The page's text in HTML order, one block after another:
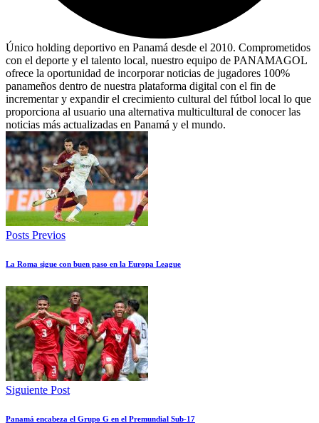
Único holding deportivo en Panamá desde el 2010. Comprometidos
con el deporte y el talento local, nuestro equipo de PANAMAGOL
ofrece la oportunidad de incorporar noticias de jugadores 100%
panameños dentro de nuestra plataforma digital con el fin de
incrementar y expandir el crecimiento cultural del fútbol local lo que
proporciona al usuario una alternativa multicultural de conocer las
noticias más actualizadas en Panamá y el mundo.
Posts Previos
La Roma sigue con buen paso en la Europa League
Siguiente Post
Panamá encabeza el Grupo G en el Premundial Sub-17